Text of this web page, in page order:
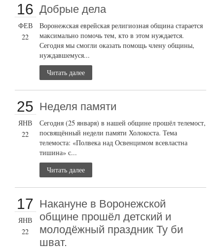
16
ФЕВ
22
Добрые дела
Воронежская еврейская религиозная община старается
максимально помочь тем, кто в этом нуждается.
Сегодня мы смогли оказать помощь члену общины,
нуждавшемуся...
Читать далее
25
ЯНВ
22
Неделя памяти
Сегодня (25 января) в нашей общине прошёл телемост,
посвящённый недели памяти Холокоста. Тема
телемоста: «Полвека над Освенцимом всевластна
тишина» с...
Читать далее
17
ЯНВ
22
Накануне в Воронежской
общине прошёл детский и
молодёжный праздник Ту би
шват.